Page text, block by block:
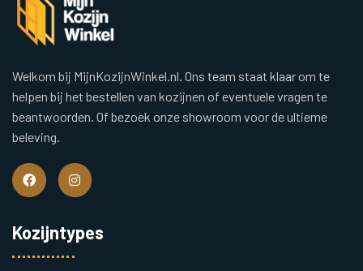
Welkom bij MijnKozijnWinkel.nl. Ons team staat klaar om te
helpen bij het bestellen van kozijnen of eventuele vragen te
beantwoorden. Of bezoek onze showroom voor de ultieme
beleving.
Kozijntypes